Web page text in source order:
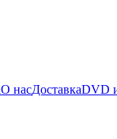
О насДоставкаDVD